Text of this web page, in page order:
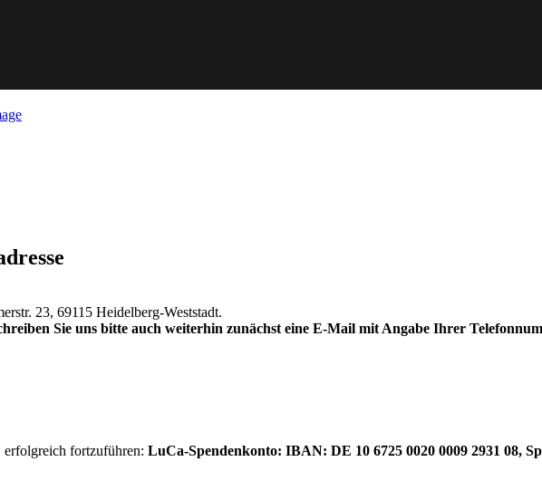
23, 69115 Heidelberg-Weststadt.
Sie uns bitte auch weiterhin zunächst eine E-Mail mit Angabe Ihrer
fortzuführen: LuCa-Spendenkonto: IBAN: DE 10 6725 0020 0009 2931 08,